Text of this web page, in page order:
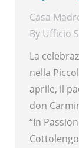
Casa
By Ufficio
La
nella
aprile, il
don
“In